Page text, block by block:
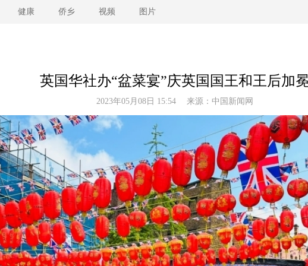
健康 侨乡 视频 图片
英国华社办“盆菜宴”庆英国国王和王后加
2023年05月08日 15:54 来源： 中国新闻网